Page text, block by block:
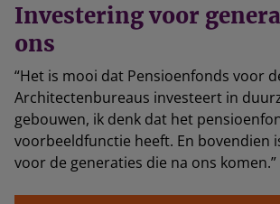
Investering voor
ons
“Het is mooi dat Pensioenfonds voor
Architectenbureaus investeert in
gebouwen, ik denk dat het
voorbeeldfunctie heeft. En bovendien
voor de generaties die na ons komen.”